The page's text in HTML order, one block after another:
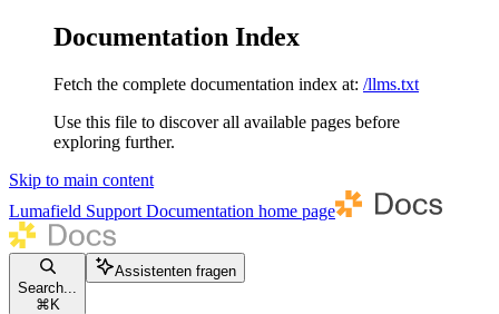
Documentation Index
Fetch the complete documentation index at: /llms.txt
Use this file to discover all available pages before
exploring further.
Skip to main content
Lumafield Support Documentation home page
Search...
⌘ K
Assistenten fragen